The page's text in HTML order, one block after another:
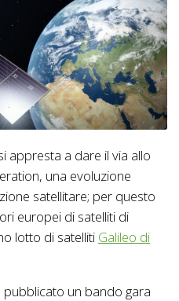
appresta a dare il via allo
una evoluzione
satellitare; per questo
europei di satelliti di
lotto di satelliti Galileo di
un bando gara